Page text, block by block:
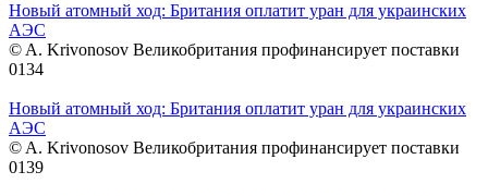
Новый атомный ход: Британия оплатит уран для украинских
АЭС
© A. Krivonosov Великобритания профинансирует поставки
0134
Новый атомный ход: Британия оплатит уран для украинских
АЭС
© A. Krivonosov Великобритания профинансирует поставки
0139